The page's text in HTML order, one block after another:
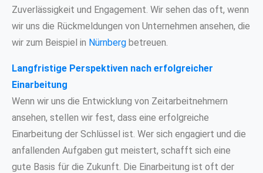
Zuverlässigkeit und Engagement. Wir sehen das oft, wenn
wir uns die Rückmeldungen von Unternehmen ansehen, die
wir zum Beispiel in Nürnberg betreuen.
Langfristige Perspektiven nach erfolgreicher
Einarbeitung
Wenn wir uns die Entwicklung von Zeitarbeitnehmern
ansehen, stellen wir fest, dass eine erfolgreiche
Einarbeitung der Schlüssel ist. Wer sich engagiert und die
anfallenden Aufgaben gut meistert, schafft sich eine
gute Basis für die Zukunft. Die Einarbeitung ist oft der